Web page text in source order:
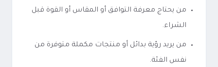
من يحتاج معرفة التوافق أو المقاس أو القوة قبل
الشراء.
من يريد رؤية بدائل أو منتجات مكملة متوفرة من
نفس الفئة.